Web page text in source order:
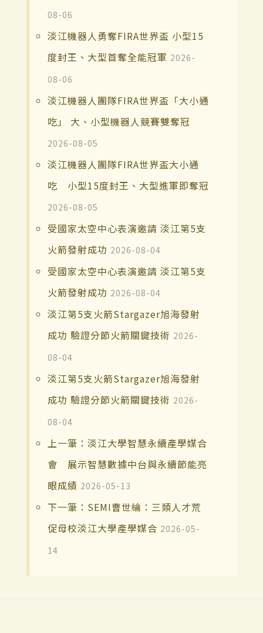
08-06
淡江機器人勇奪FIRA世界盃 小型15
度封王、大型首奪全能冠軍 2026-
08-06
淡江機器人團隊FIRA世界盃「大小通
吃」 大、小型機器人競賽雙奪冠
2026-08-05
淡江機器人團隊FIRA世界盃大小通
吃 小型15度封王、大型進軍即奪冠
2026-08-05
受國家太空中心表演邀請 淡江第5支
火箭發射成功 2026-08-04
受國家太空中心表演邀請 淡江第5支
火箭發射成功 2026-08-04
淡江第5支火箭Stargazer旭海發射
成功 驗證分節火箭關鍵技術 2026-
08-04
淡江第5支火箭Stargazer旭海發射
成功 驗證分節火箭關鍵技術 2026-
08-04
上一筆：淡江大學智慧永續產學媒合
會 展示智慧數據中台與永續節能亮
眼成績 2026-05-13
下一筆：SEMI曹世綸：三類人才荒
促母校淡江大學產學媒合 2026-05-
14